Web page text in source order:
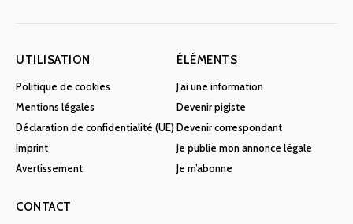
UTILISATION
Politique de cookies
Mentions légales
Déclaration de confidentialité (UE)
Imprint
Avertissement
ÉLÉMENTS
J’ai une information
Devenir pigiste
Devenir correspondant
Je publie mon annonce légale
Je m’abonne
CONTACT